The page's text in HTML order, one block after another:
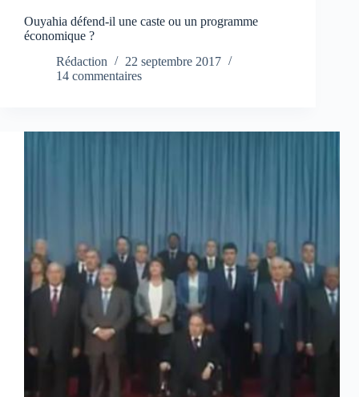
Ouyahia défend-il une caste ou un programme
économique ?
Rédaction
22 septembre 2017
14 commentaires